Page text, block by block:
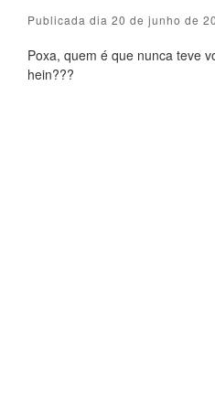
Publicada dia 20 de junho de
Poxa, quem é que nunca teve
hein???